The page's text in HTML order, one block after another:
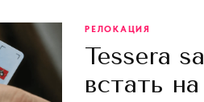
РЕЛОКАЦИЯ
Tessera
встать